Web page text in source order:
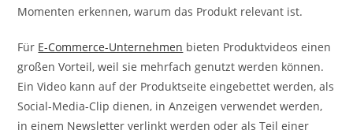
Momenten erkennen, warum das Produkt relevant ist.
Für E-Commerce-Unternehmen bieten Produktvideos einen
großen Vorteil, weil sie mehrfach genutzt werden können.
Ein Video kann auf der Produktseite eingebettet werden, als
Social-Media-Clip dienen, in Anzeigen verwendet werden,
in einem Newsletter verlinkt werden oder als Teil einer